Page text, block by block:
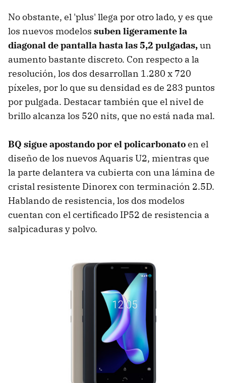
No obstante, el 'plus' llega por otro lado, y es que
los nuevos modelos suben ligeramente la
diagonal de pantalla hasta las 5,2 pulgadas,un
aumento bastante discreto. Con respecto a la
resolución, los dos desarrollan 1.280 x 720
píxeles, por lo que su densidad es de 283 puntos
por pulgada. Destacar también que el nivel de
brillo alcanza los 520 nits, que no está nada mal.
BQ sigue apostando por el policarbonatoen el
diseño de los nuevos Aquaris U2, mientras que
la parte delantera va cubierta con una lámina de
cristal resistente Dinorex con terminación 2.5D.
Hablando de resistencia, los dos modelos
cuentan con el certificado IP52 de resistencia a
salpicaduras y polvo.